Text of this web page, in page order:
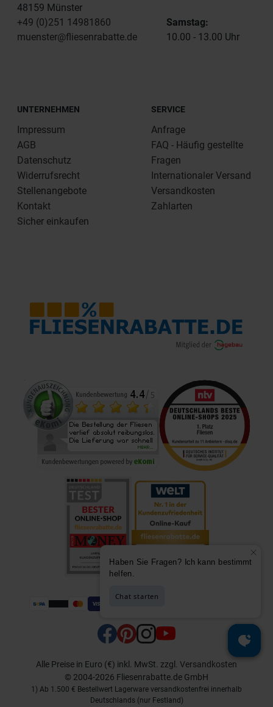
48159 Münster
+49 (0)251 14981860
muenster@fliesenrabatte.de
Samstag:
10.00 - 13.00 Uhr
UNTERNEHMEN
Impressum
AGB
Datenschutz
Widerrufsrecht
Stellenangebote
Kontakt
Sicher einkaufen
SERVICE
Anfrage
FAQ - Häufig gestellte
Fragen
Internationaler Versand
Versandkosten
Zahlarten
Alle Preise in Euro (€) inkl. MwSt. zzgl. Versandkosten
© 2004-2026 Fliesenrabatte.de GmbH
1) Ab 1.500 € Bestellwert Lagerware versandkostenfrei innerhalb
Deutschlands (nur Festland)